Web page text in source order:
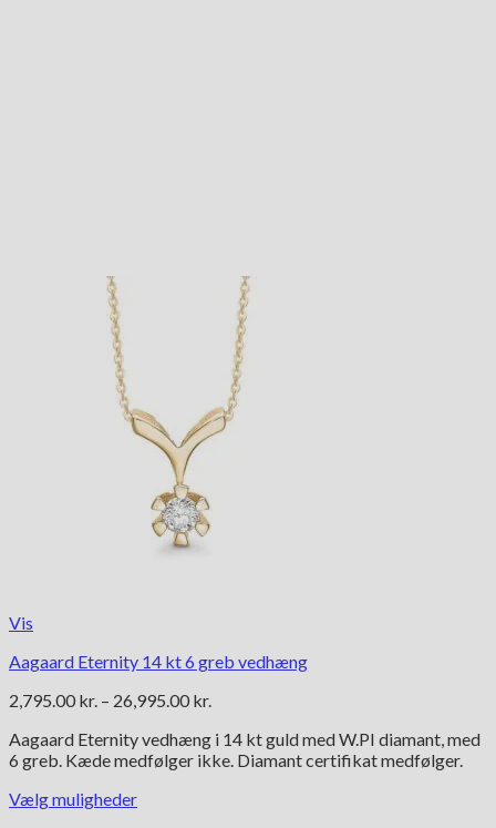
Vis
Aagaard Eternity 14 kt 6 greb vedhæng
2,795.00 kr. – 26,995.00 kr.
til
26,995.00 kr.
Aagaard Eternity vedhæng i 14 kt guld med W.PI diamant, med
6 greb. Kæde medfølger ikke. Diamant certifikat medfølger.
Vælg muligheder